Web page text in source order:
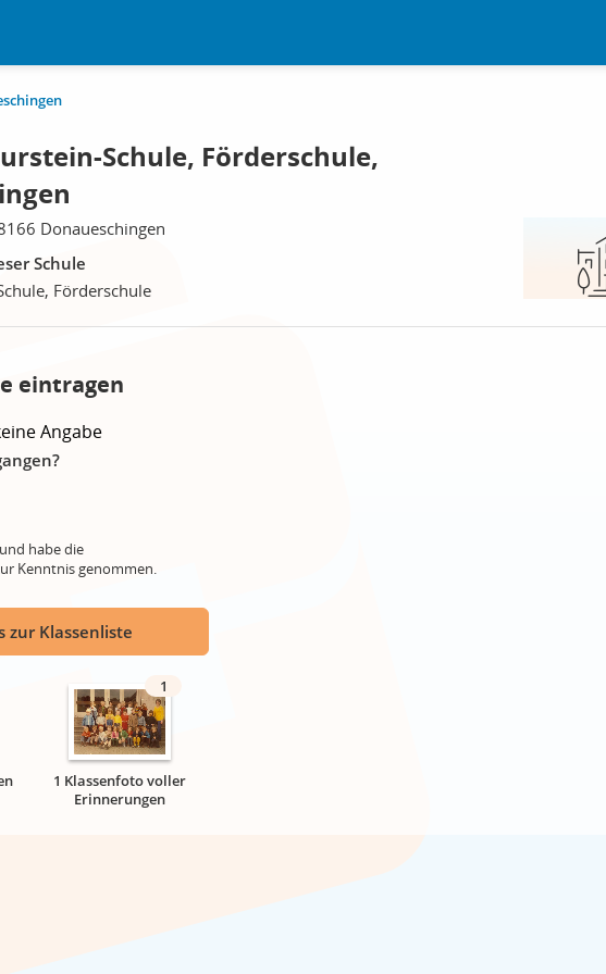
Schule, Förderschule,
Donaueschingen
Schule
Förderschule
eintragen
Angabe
und habe die
Kenntnis genommen.
zur Klassenliste
1
1 Klassenfoto voller
Erinnerungen